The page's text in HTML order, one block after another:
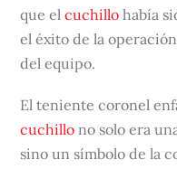
que elcuchillo había
el éxito de la
del equipo.
El teniente coronel
cuchillo no solo era
sino un símbolo de la